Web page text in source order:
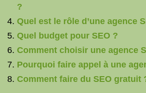
?
Quel est le rôle d’une agence
Quel budget pour SEO ?
Comment choisir une agence
Pourquoi faire appel à une
Comment faire du SEO gratuit